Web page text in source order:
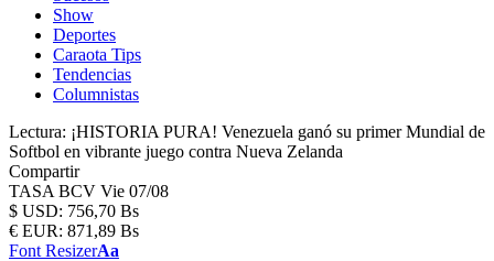
Show
Deportes
Caraota Tips
Tendencias
Columnistas
Lectura: ¡HISTORIA PURA! Venezuela ganó su primer Mundial de
Softbol en vibrante juego contra Nueva Zelanda
Compartir
TASA BCV Vie 07/08
$ USD: 756,70 Bs
€ EUR: 871,89 Bs
Font ResizerAa